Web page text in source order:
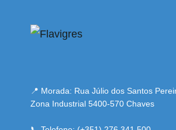
📍 Morada: Rua Júlio dos Santos
Zona Industrial 5400-570 Chaves